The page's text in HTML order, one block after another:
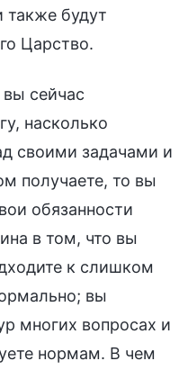
будут
Царство.
сейчас
насколько
своими задачами и
получаете, то вы
обязанности
в том, что вы
к слишком
вы
многих вопросах и
нормам. В чем